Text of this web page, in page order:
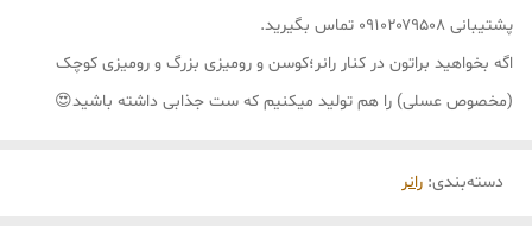
پشتیبانی ۰۹۱۰۲۰۷۹۵۰۸ تماس بگیرید.
اگه بخواهید براتون در کنار رانر؛کوسن و رومیزی بزرگ و رومیزی کوچک
(مخصوص عسلی) را هم تولید میکنیم که ست جذابی داشته باشید😍
دسته‌بندی: رانر